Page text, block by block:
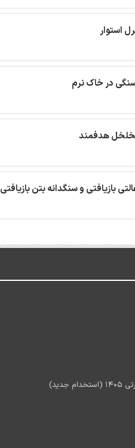
استوار
در خاک نرم
هدفمند
بازیافتی و سنگدانه بتن بازیافتی